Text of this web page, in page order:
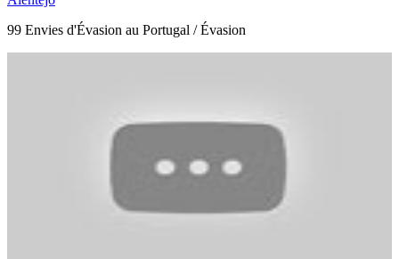
99 Envies d'Évasion au Portugal / Évasion